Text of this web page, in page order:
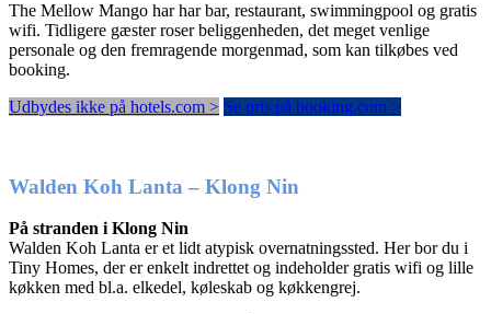
The Mellow Mango har har bar, restaurant, swimmingpool og gratis
wifi. Tidligere gæster roser beliggenheden, det meget venlige
personale og den fremragende morgenmad, som kan tilkøbes ved
booking.
Udbydes ikke på hotels.com > Se pris på booking.com >
Walden Koh Lanta – Klong Nin
På stranden i Klong Nin
Walden Koh Lanta er et lidt atypisk overnatningssted. Her bor du i
Tiny Homes, der er enkelt indrettet og indeholder gratis wifi og lille
køkken med bl.a. elkedel, køleskab og køkkengrej.